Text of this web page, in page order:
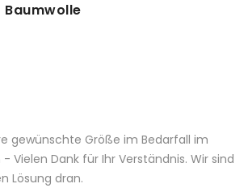
Baumwolle
gewünschte Größe im Bedarfall im
Vielen Dank für Ihr Verständnis. Wir sind
Lösung dran.